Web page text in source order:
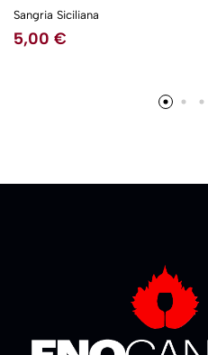
Sangria Siciliana
5,00 €